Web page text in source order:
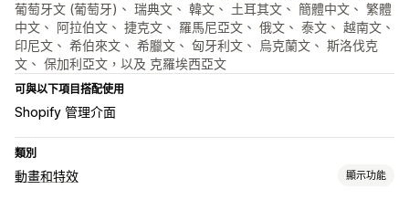
葡萄牙文 (葡萄牙)、 瑞典文、 韓文、 土耳其文、 簡體中文、 繁體
中文、 阿拉伯文、 捷克文、 羅馬尼亞文、 俄文、 泰文、 越南文、
印尼文、 希伯來文、 希臘文、 匈牙利文、 烏克蘭文、 斯洛伐克
文、 保加利亞文，以及 克羅埃西亞文
可與以下項目搭配使用
Shopify 管理介面
類別
動畫和特效 顯示功能